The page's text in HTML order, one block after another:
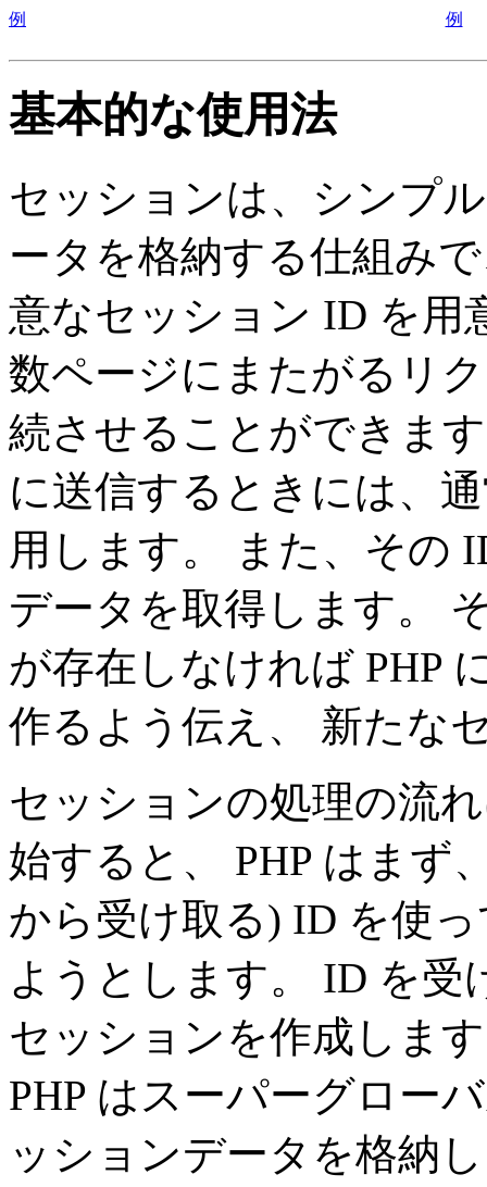
例 例
基本的な使用法
セッションは、シンプ
ータを格納する仕組み
意なセッション ID を用
数ページにまたがるリ
続させることができま
に送信するときには、
用します。 また、その
データを取得します。
が存在しなければ PHP
作るよう伝え、 新たな
セッションの処理の流
始すると、 PHP はまず
から受け取る) ID を使
ようとします。 ID を受
セッションを作成しま
PHP はスーパーグロー
ッションデータを格納